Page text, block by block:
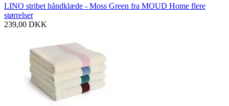
LINO stribet håndklæde - Moss Green fra MOUD Home flere
størrelser
239,00 DKK